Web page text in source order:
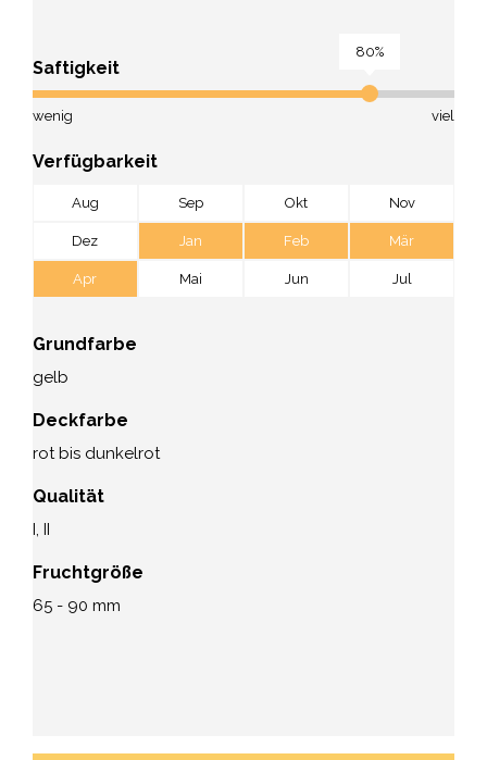
Saftigkeit
80%
wenig viel
Verfügbarkeit
Aug Sep Okt Nov
Dez Jan Feb Mär
Apr Mai Jun Jul
Grundfarbe
gelb
Deckfarbe
rot bis dunkelrot
Qualität
I, II
Fruchtgröße
65 - 90 mm